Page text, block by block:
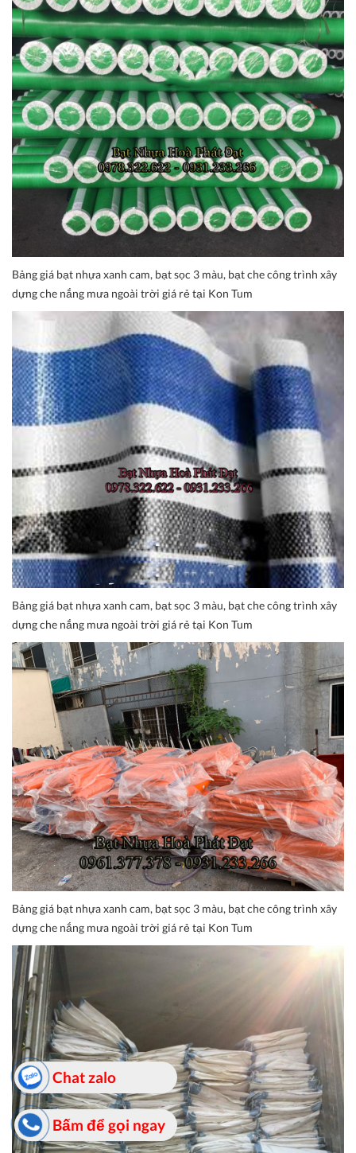
Bảng giá bạt nhựa xanh cam, bạt sọc 3 màu, bạt che công trình xây
dựng che nắng mưa ngoài trời giá rẻ tại Kon Tum
Bảng giá bạt nhựa xanh cam, bạt sọc 3 màu, bạt che công trình xây
dựng che nắng mưa ngoài trời giá rẻ tại Kon Tum
Bảng giá bạt nhựa xanh cam, bạt sọc 3 màu, bạt che công trình xây
dựng che nắng mưa ngoài trời giá rẻ tại Kon Tum
Bấm để gọi ngay
Chat zalo